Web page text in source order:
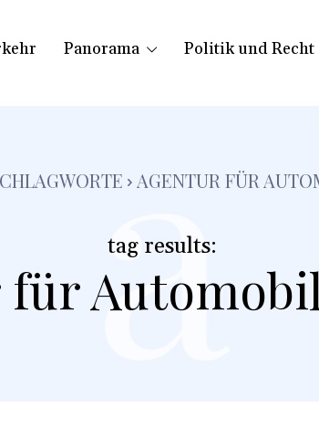
Panorama Politik und Recht
AGENTUR FÜR
tag results:
a